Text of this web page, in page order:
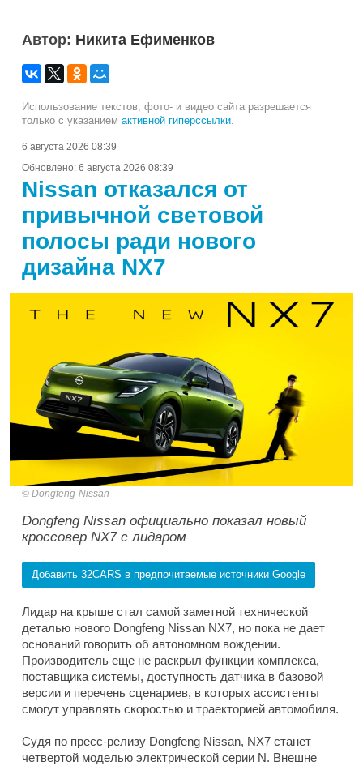
Автор: Никита Ефименков
Использование текстов, фото- и видео сайта разрешается
только с указанием активной гиперссылки
6 августа 2026 08:39
Обновлено: 6 августа 2026 08:39
Nissan отказался от
привычной световой
полосы ради нового
дизайна NX7
Dongfeng-Nissan
Dongfeng Nissan официально показал новый
кроссовер NX7 с лидаром
Добавить 32CARS в предпочитаемые источники Google
Лидар на крыше стал самой заметной технической
деталью нового Dongfeng Nissan NX7, но пока не дает
оснований говорить об автономном вождении.
Производитель еще не раскрыл функции комплекса,
поставщика системы, доступность датчика в базовой
версии и перечень сценариев, в которых ассистенты
смогут управлять скоростью и траекторией автомобиля.
Судя по пресс-релизу Dongfeng Nissan, NX7 станет
четвертой моделью электрической серии N. Внешне